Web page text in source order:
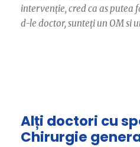
intervenție, cred ca as putea
d-le doctor, sunteți un OM si
Alți doctori cu
Chirurgie